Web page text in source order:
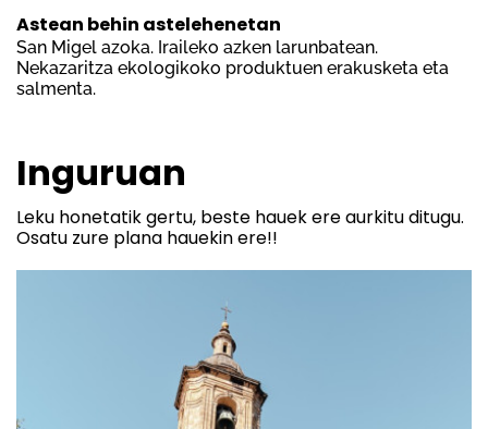
Astean behin astelehenetan
San Migel azoka. Iraileko azken larunbatean.
Nekazaritza ekologikoko produktuen erakusketa eta
salmenta.
Inguruan
Leku honetatik gertu, beste hauek ere aurkitu ditugu.
Osatu zure plana hauekin ere!!